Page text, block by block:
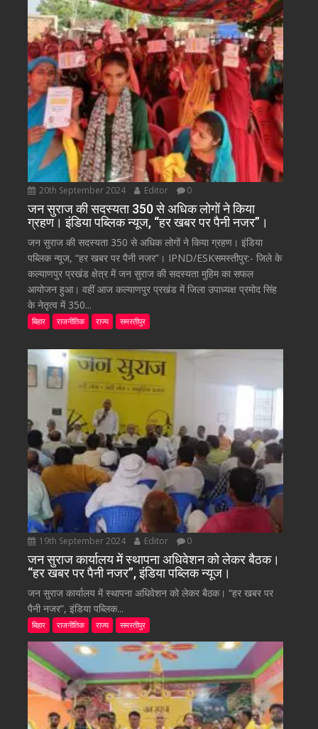
20th September 2024 Editor 0
जन सुराज की सदस्यता 350 से अधिक लोगों ने किया
ग्रहण। इंडिया पब्लिक न्यूज, “हर खबर पर पैनी नजर”।
जन सुराज की सदस्यता 350 से अधिक लोगों ने किया ग्रहण। इंडिया
पब्लिक न्यूज, “हर खबर पर पैनी नजर”। IPND/ESKसमस्तीपुर:- जिले के
कल्याणपुर प्रखंड क्षेत्र में जन सुराज की सदस्यता मुहिम का सफल
आयोजन हुआ। वहीं आज कल्याणपुर प्रखंड में जिला उपाध्यक्ष प्रमोद सिंह
के नेतृत्व में 350...
बिहार राजनीतिक राज्य समस्तीपुर
19th September 2024 Editor 0
जन सुराज कार्यालय में स्थापना अधिवेशन को लेकर बैठक।
“हर खबर पर पैनी नजर”, इंडिया पब्लिक न्यूज।
जन सुराज कार्यालय में स्थापना अधिवेशन को लेकर बैठक। “हर खबर पर
पैनी नजर”, इंडिया पब्लिक...
बिहार राजनीतिक राज्य समस्तीपुर